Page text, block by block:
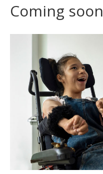
Coming soon